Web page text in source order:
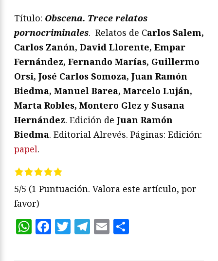
Título: Obscena. Trece relatos
pornocriminales. Relatos de Carlos Salem,
Carlos Zanón, David Llorente, Empar
Fernández, Fernando Marías, Guillermo
Orsi, José Carlos Somoza, Juan Ramón
Biedma, Manuel Barea, Marcelo Luján,
Marta Robles, Montero Glez y Susana
Hernández. Edición de Juan Ramón
Biedma. Editorial Alrevés. Páginas: Edición:
papel.
5/5 (1 Puntuación. Valora este artículo, por
favor)
WhatsApp
Facebook
Twitter
Telegram
Email